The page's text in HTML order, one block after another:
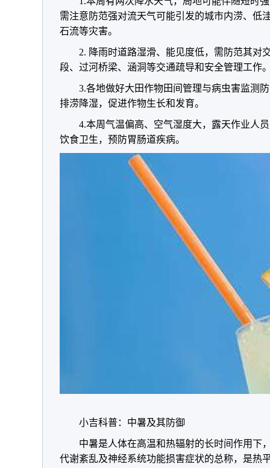
需注意防范强对流天气可能引发的城市内涝、低
石流等灾害。
2. 降雨时道路湿滑、能见度低，需防范其对
段、过河桥梁、涵洞等交通疏导和安全管理工作
3.各地做好大田作物田间管理与病虫害监测
排涝降湿，促进作物生长和发育。
4.本周气温偏高、空气湿度大，露天作业人
饮食卫生，预防胃肠道疾病。
小吉科普：中暑及其防御
中暑是人体在高温和热辐射的长时间作用下
代谢紊乱及神经系统功能损害症状的总称，是热